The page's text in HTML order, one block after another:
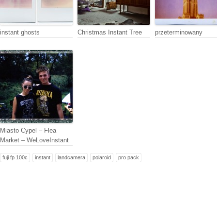
instant ghosts Christmas Instant Tree przeterminowany
Miasto Cypel – Flea
Market – WeLoveInstant
fuji fp 100c instant landcamera polaroid pro pack